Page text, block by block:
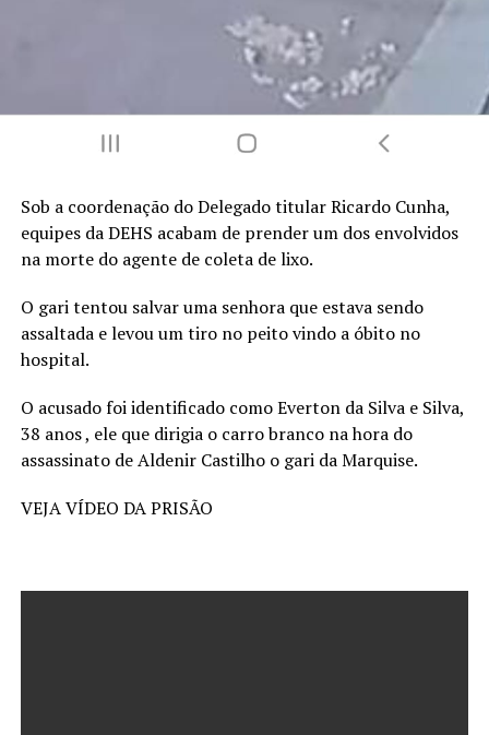
Sob a coordenação do Delegado titular Ricardo Cunha,
equipes da DEHS acabam de prender um dos envolvidos
na morte do agente de coleta de lixo.
O gari tentou salvar uma senhora que estava sendo
assaltada e levou um tiro no peito vindo a óbito no
hospital.
O acusado foi identificado como Everton da Silva e Silva,
38 anos , ele que dirigia o carro branco na hora do
assassinato de Aldenir Castilho o gari da Marquise.
VEJA VÍDEO DA PRISÃO